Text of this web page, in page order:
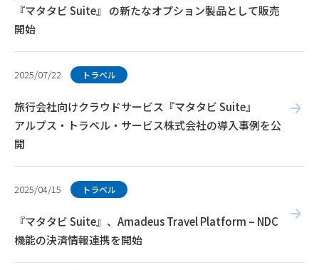
『マタタビ Suite』 の新たなオプション製品として販売
開始
2025/07/22 トラベル
旅行会社向けクラウドサービス『マタタビ Suite』
アルプス・トラベル・サービス株式会社の導入事例を公
開
2025/04/15 トラベル
『マタタビ Suite』、Amadeus Travel Platform – NDC
機能の決済情報連携を開始